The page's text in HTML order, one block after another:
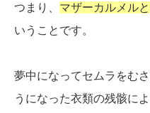
つまり、 マザーカルメル
いうことです。
夢中になってセムラをむ
うになった衣類の残骸に